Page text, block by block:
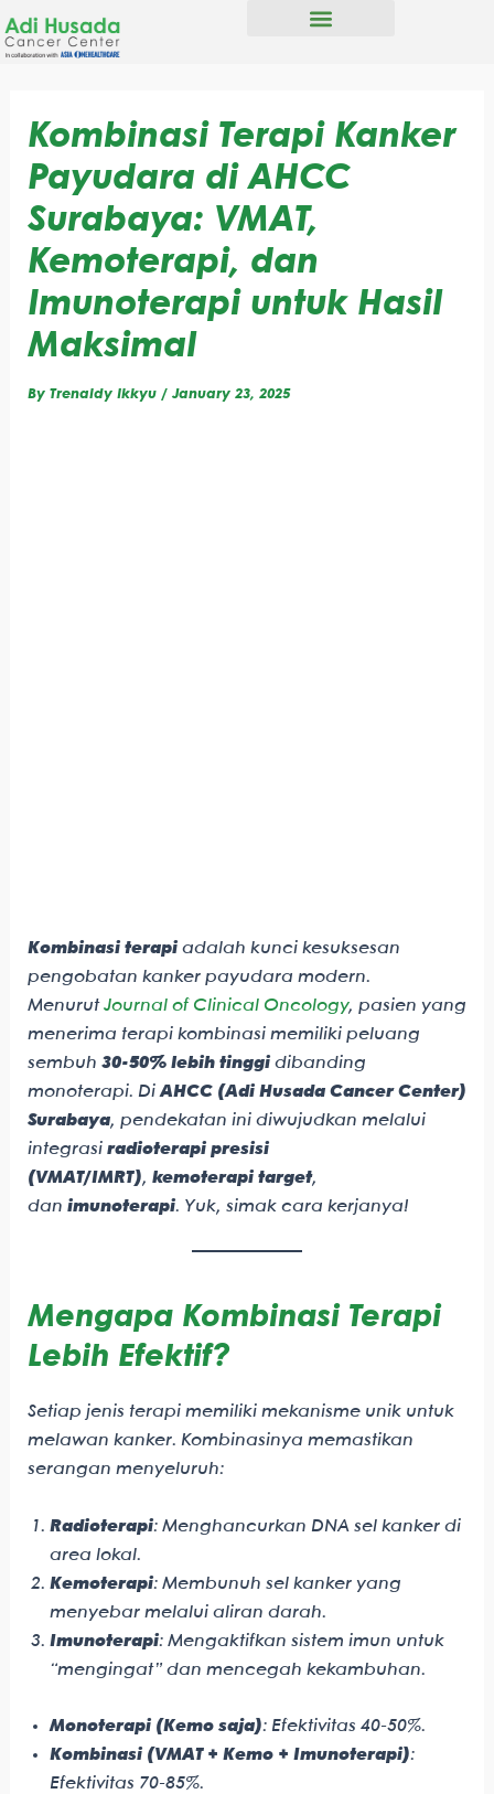
to
Kombinasi Terapi Kanker
Payudara di AHCC
Surabaya: VMAT,
Kemoterapi, dan
Imunoterapi untuk Hasil
Maksimal
By Trenaldy Ikkyu / January 23, 2025
Kombinasi terapiadalah kunci kesuksesan
pengobatan kanker payudara modern.
Menurut Journal of Clinical Oncology, pasien yang
menerima terapi kombinasi memiliki peluang
sembuh 30-50% lebih tinggidibanding
monoterapi. DiAHCC (Adi Husada Cancer Center)
Surabaya, pendekatan ini diwujudkan melalui
integrasi radioterapi presisi
(VMAT/IMRT), kemoterapi target,
dan imunoterapi. Yuk, simak cara kerjanya!
Mengapa Kombinasi Terapi
Lebih Efektif?
Setiap jenis terapi memiliki mekanisme unik untuk
melawan kanker. Kombinasinya memastikan
serangan menyeluruh:
Radioterapi: Menghancurkan DNA sel kanker di
area lokal.
Kemoterapi: Membunuh sel kanker yang
menyebar melalui aliran darah.
Imunoterapi: Mengaktifkan sistem imun untuk
“mengingat” dan mencegah kekambuhan.
Monoterapi (Kemo saja): Efektivitas 40-50%.
Kombinasi (VMAT + Kemo + Imunoterapi):
Efektivitas 70-85%.
e
a
h